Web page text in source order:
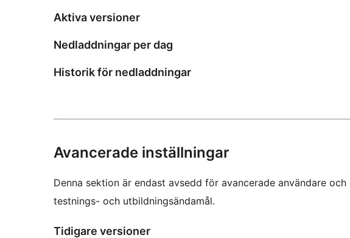
Aktiva versioner
Nedladdningar per dag
Historik för nedladdningar
Avancerade inställningar
Denna sektion är endast avsedd för avancerade användare
testnings- och utbildningsändamål.
Tidigare versioner